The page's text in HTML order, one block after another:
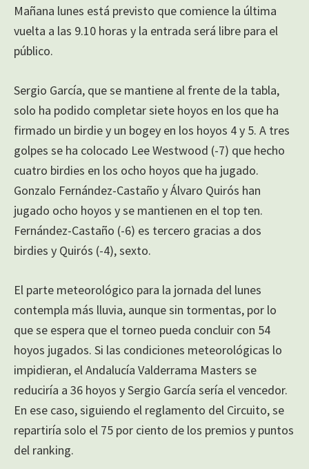
Mañana lunes está previsto que comience la última
vuelta a las 9.10 horas y la entrada será libre para el
público.
Sergio García, que se mantiene al frente de la tabla,
solo ha podido completar siete hoyos en los que ha
firmado un birdie y un bogey en los hoyos 4 y 5. A tres
golpes se ha colocado Lee Westwood (-7) que hecho
cuatro birdies en los ocho hoyos que ha jugado.
Gonzalo Fernández-Castaño y Álvaro Quirós han
jugado ocho hoyos y se mantienen en el top ten.
Fernández-Castaño (-6) es tercero gracias a dos
birdies y Quirós (-4), sexto.
El parte meteorológico para la jornada del lunes
contempla más lluvia, aunque sin tormentas, por lo
que se espera que el torneo pueda concluir con 54
hoyos jugados. Si las condiciones meteorológicas lo
impidieran, el Andalucía Valderrama Masters se
reduciría a 36 hoyos y Sergio García sería el vencedor.
En ese caso, siguiendo el reglamento del Circuito, se
repartiría solo el 75 por ciento de los premios y puntos
del ranking.